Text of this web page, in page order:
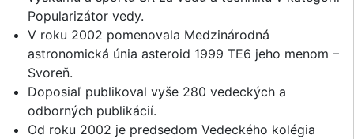
Popularizátor vedy.
V roku 2002 pomenovala Medzinárodná
astronomická únia asteroid 1999 TE6 jeho menom –
Svoreň.
Doposiaľ publikoval vyše 280 vedeckých a
odborných publikácií.
Od roku 2002 je predsedom Vedeckého kolégia